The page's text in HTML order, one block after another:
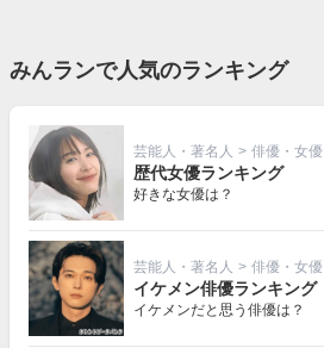
みんランで人気のランキング
芸能人・著名人 > 俳優・女優
歴代女優ランキング
好きな女優は？
芸能人・著名人 > 俳優・女優
イケメン俳優ランキング
イケメンだと思う俳優は？